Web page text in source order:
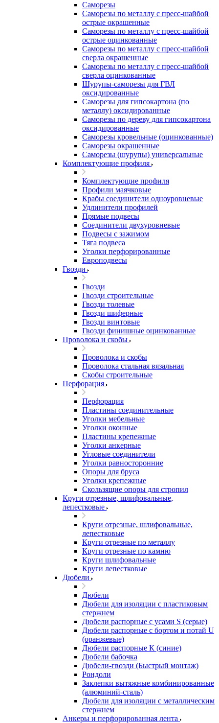
Саморезы
Саморезы по металлу с пресс-шайбой
острые окрашенные
Саморезы по металлу с пресс-шайбой
острые оцинкованные
Саморезы по металлу с пресс-шайбой
сверла окрашенные
Саморезы по металлу с пресс-шайбой
сверла оцинкованные
Шурупы-саморезы для ГВЛ
оксидированные
Саморезы для гипсокартона (по
металлу) оксидированные
Саморезы по дереву для гипсокартона
оксидированные
Саморезы кровельные (оцинкованные)
Саморезы окрашенные
Саморезы (шурупы) универсальные
Комплектующие профиля
Комплектующие профиля
Профили маячковые
Крабы соединители одноуровневые
Удлинители профилей
Прямые подвесы
Соединители двухуровневые
Подвесы с зажимом
Тяга подвеса
Уголки перфорированные
Европодвесы
Гвозди
Гвозди
Гвозди строительные
Гвозди толевые
Гвозди шиферные
Гвозди винтовые
Гвозди финишные оцинкованные
Проволока и скобы
Проволока и скобы
Проволока стальная вязальная
Скобы строительные
Перфорация
Перфорация
Пластины соединительные
Уголки мебельные
Уголки оконные
Пластины крепежные
Уголки анкерные
Угловые соединители
Уголки равносторонние
Опоры для бруса
Уголки крепежные
Скользящие опоры для стропил
Круги отрезные, шлифовальные,
лепестковые
Круги отрезные, шлифовальные,
лепестковые
Круги отрезные по металлу
Круги отрезные по камню
Круги шлифовальные
Круги лепестковые
Дюбели
Дюбели
Дюбели для изоляции с пластиковым
стержнем
Дюбели распорные с усами S (серые)
Дюбели распорные c бортом и потай U
(оранжевые)
Дюбели распорные К (синие)
Дюбели бабочка
Дюбели-гвозди (Быстрый монтаж)
Рондоли
Заклепки вытяжные комбинированные
(алюминий-сталь)
Дюбели для изоляции с металлическим
стержнем
Анкеры и перфорированная лента